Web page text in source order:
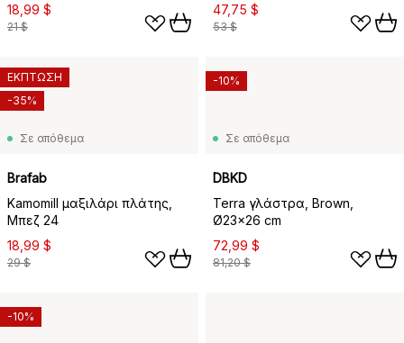
18,99 $
21 $
47,75 $
53 $
Σε απόθεμα
Brafab
Kamomill μαξιλάρι πλάτης,
Μπεζ 24
18,99 $
29 $
ΕΚΠΤΩΣΗ
-35%
Σε απόθεμα
DBKD
Terra γλάστρα, Brown,
Ø23x26 cm
72,99 $
81,20 $
-10%
-10%